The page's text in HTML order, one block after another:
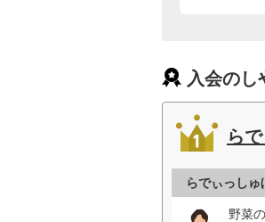
入会のし
ら
らでぃっしゅ
野菜